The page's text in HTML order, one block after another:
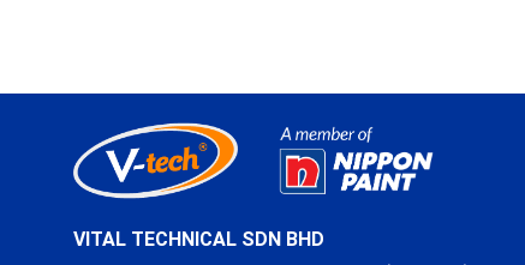
VITAL TECHNICAL SDN BHD